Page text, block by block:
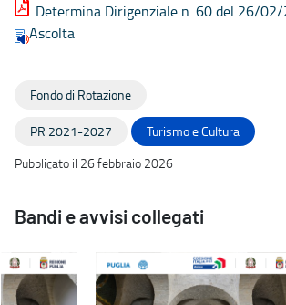
Determina Dirigenziale n. 60 del 26/
Ascolta
Fondo di Rotazione
PR 2021-2027
Turismo e Cultura
Pubblicato il 26 febbraio 2026
Bandi e avvisi collegati